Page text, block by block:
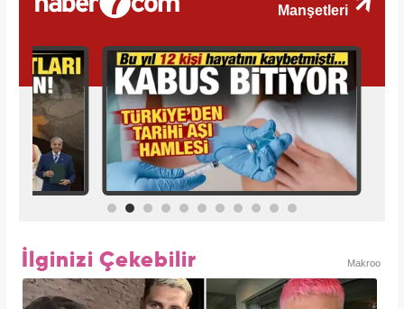
İlginizi Çekebilir Makroo